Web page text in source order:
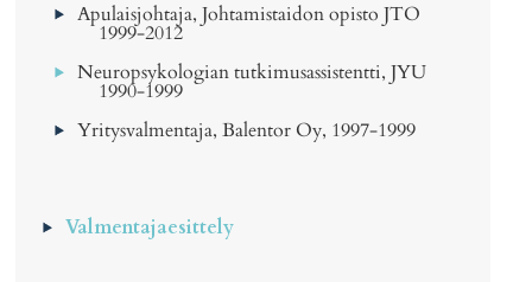
Apulaisjohtaja, Johtamistaidon opisto JTO
1999-2012
Neuropsykologian tutkimusassistentti, JYU
1990-1999
Yritysvalmentaja, Balentor Oy, 1997-1999
Valmentajaesittely